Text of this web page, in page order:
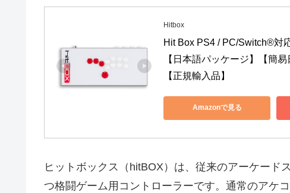
Hitbox
Hit Box PS4 / PC/Switch®対
【日本語パッケージ】【簡
【正規輸入品】
Amazonで見る
ヒットボックス（hitBOX）は、従来のアーケード
つ格闘ゲーム用コントローラーです。通常のアケ